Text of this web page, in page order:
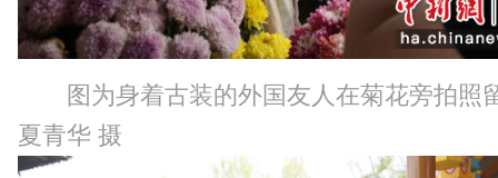
图为身着古装的外国友人在菊花旁拍照
夏青华 摄